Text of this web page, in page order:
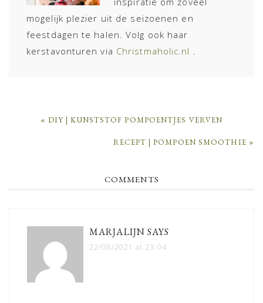
mogelijk plezier uit de seizoenen en
feestdagen te halen. Volg ook haar
kerstavonturen via Christmaholic.nl
PREVIOUS
« DIY | KUNSTSTOF POMPOENTJES VERVEN
NEXT
RECEPT | POMPOEN SMOOTHIE »
COMMENTS
MARJALIJN SAYS
22/08/2021 at 23:04